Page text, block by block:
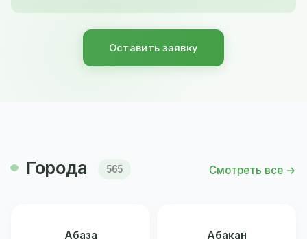
Оставить заявку
Города 565 Смотреть все →
Абаза Абакан